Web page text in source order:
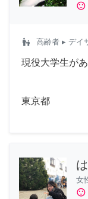
sentiment_satisfied
escalator_warning 高齢者 ▸ デイ
現役大学生が
東京都
女
sentiment_satisfied